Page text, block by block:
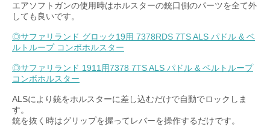
エアソフトガンの使用時はホルスターの銃口側のパーツを全て外
しても良いです。
◎サファリランド グロック19用 7378RDS 7TS ALS パドル & ベ
ルトループ コンボホルスター
◎サファリランド 1911用7378 7TS ALS パドル & ベルトループ
コンボホルスター
ALSにより銃をホルスターに差し込むだけで自動でロックしま
す。
銃を抜く時はグリップを握ってレバーを操作するだけです。